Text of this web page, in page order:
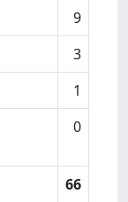
9
3
1
0
66